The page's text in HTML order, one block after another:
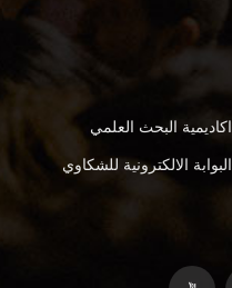
اكاديمية البحث العلمي
البوابة الالكترونية للشكاوي